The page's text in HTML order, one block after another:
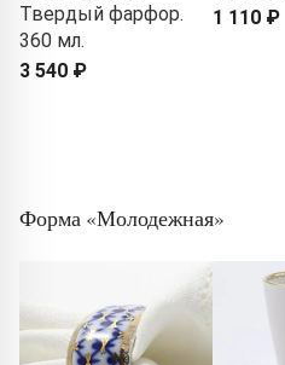
Твердый фарфор.
360 мл.
3 540 ₽
1 110 ₽
Форма «Молодежная»